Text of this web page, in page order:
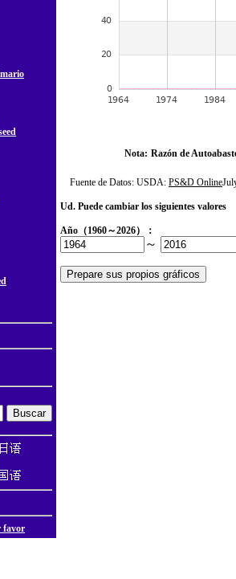
favor
Nota: Razón de
Fuente de Datos: USDA: PS&D Online
Ud. Puede cambiar los siguientes valores
Año（1960～2026）：
～